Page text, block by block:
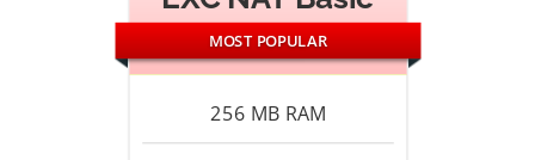
MOST POPULAR
256 MB RAM